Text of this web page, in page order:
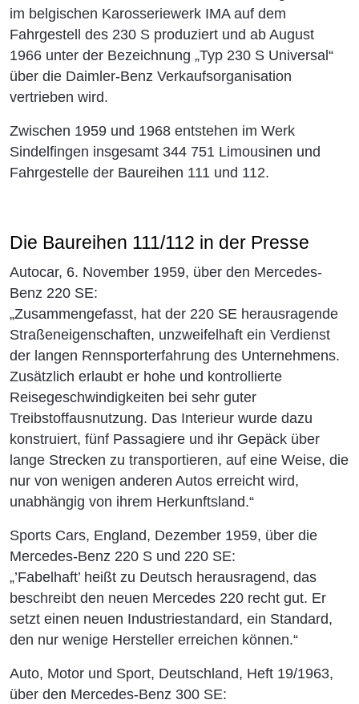
im belgischen Karosseriewerk IMA auf dem
Fahrgestell des 230 S produziert und ab August
1966 unter der Bezeichnung „Typ 230 S Universal“
über die Daimler-Benz Verkaufsorganisation
vertrieben wird.
Zwischen 1959 und 1968 entstehen im Werk
Sindelfingen insgesamt 344 751 Limousinen und
Fahrgestelle der Baureihen 111 und 112.
Die Baureihen 111/112 in der Presse
Autocar, 6. November 1959, über den Mercedes-
Benz 220 SE:
„Zusammengefasst, hat der 220 SE herausragende
Straßeneigenschaften, unzweifelhaft ein Verdienst
der langen Rennsporterfahrung des Unternehmens.
Zusätzlich erlaubt er hohe und kontrollierte
Reisegeschwindigkeiten bei sehr guter
Treibstoffausnutzung. Das Interieur wurde dazu
konstruiert, fünf Passagiere und ihr Gepäck über
lange Strecken zu transportieren, auf eine Weise, die
nur von wenigen anderen Autos erreicht wird,
unabhängig von ihrem Herkunftsland.“
Sports Cars, England, Dezember 1959, über die
Mercedes-Benz 220 S und 220 SE:
„’Fabelhaft’ heißt zu Deutsch herausragend, das
beschreibt den neuen Mercedes 220 recht gut. Er
setzt einen neuen Industriestandard, ein Standard,
den nur wenige Hersteller erreichen können.“
Auto, Motor und Sport, Deutschland, Heft 19/1963,
über den Mercedes-Benz 300 SE: